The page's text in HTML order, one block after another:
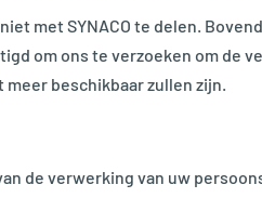
met SYNACO te delen.
om ons te verzoeken om de
beschikbaar zullen zijn.
de verwerking van uw